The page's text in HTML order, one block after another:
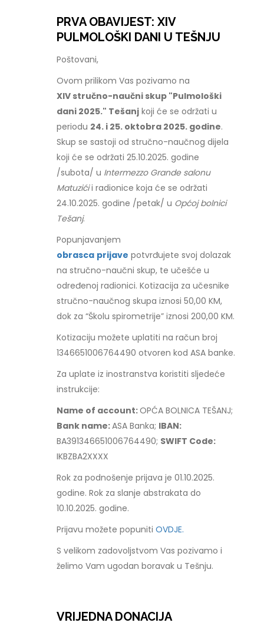
PRVA OBAVIJEST: XIV
PULMOLOŠKI DANI U TEŠNJU
Poštovani,
Ovom prilikom Vas pozivamo na
XIV stručno-naučni skup "Pulmološki
dani 2025." Tešanj koji će se održati u
periodu 24. i 25. oktobra 2025. godine.
Skup se sastoji od stručno-naučnog dijela
koji će se održati 25.10.2025. godine
/subota/ u Intermezzo Grande salonu
Matuzićii radionice koja će se održati
24.10.2025. godine /petak/ u Općoj bolnici
Tešanj.
Popunjavanjem
obrasca prijave potvrđujete svoj dolazak
na stručno-naučni skup, te učešće u
određenoj radionici. Kotizacija za učesnike
stručno-naučnog skupa iznosi 50,00 KM,
dok za “Školu spirometrije” iznosi 200,00 KM.
Kotizaciju možete uplatiti na račun broj
1346651006764490 otvoren kod ASA banke.
Za uplate iz inostranstva koristiti sljedeće
instrukcije:
Name of account:OPĆA BOLNICA TEŠANJ;
Bank name:ASA Banka; IBAN:
BA391346651006764490; SWIFT Code:
IKBZBA2XXXX
Rok za podnošenje prijava je 01.10.2025.
godine. Rok za slanje abstrakata do
10.10.2025. godine.
Prijavu možete popunitiOVDJE.
S velikom zadovoljstvom Vas pozivamo i
želimo Vam ugodan boravak u Tešnju.
VRIJEDNA DONACIJA